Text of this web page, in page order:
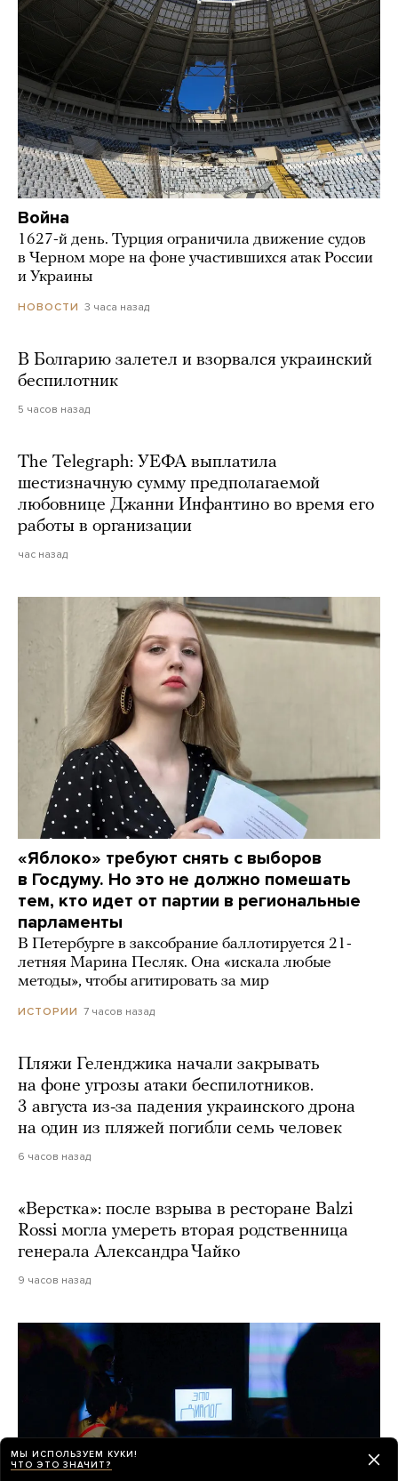
Война
1627-й день. Турция ограничила движение судов
в Черном море на фоне участившихся атак России
и Украины
НОВОСТИ 3 часа назад
В Болгарию залетел и взорвался украинский
беспилотник
5 часов назад
The Telegraph: УЕФА выплатила
шестизначную сумму предполагаемой
любовнице Джанни Инфантино во время его
работы в организации
час назад
«Яблоко» требуют снять с выборов
в Госдуму. Но это не должно помешать
тем, кто идет от партии в региональные
парламенты
В Петербурге в заксобрание баллотируется 21-
летняя Марина Песляк. Она «искала любые
методы», чтобы агитировать за мир
ИСТОРИИ 7 часов назад
Пляжи Геленджика начали закрывать
на фоне угрозы атаки беспилотников.
3 августа из-за падения украинского дрона
на один из пляжей погибли семь человек
6 часов назад
«Верстка»: после взрыва в ресторане Balzi
Rossi могла умереть вторая родственница
генерала Александра Чайко
9 часов назад
МЫ ИСПОЛЬЗУЕМ КУКИ!
ЧТО ЭТО ЗНАЧИТ?